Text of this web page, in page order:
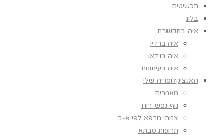
תכשיטים
בלוג
איה בתקשורת
איה ברדיו
איה בוידאו
איה בעיתונות
האנציקלופדיה שלי
מאמרים
גוף-נפש-רוח
צמחי מרפא לפי א-ב
תרופות סבתא